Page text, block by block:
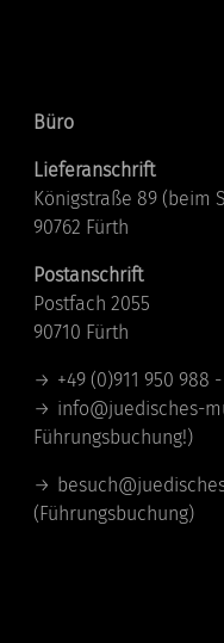
Büro
Lieferanschrift
Königstraße 89 (beim
90762 Fürth
Postanschrift
Postfach 2055
90710 Fürth
+49 (0)911 950 988
info@juedisches-
Führungsbuchung!)
(Führungsbuchung)